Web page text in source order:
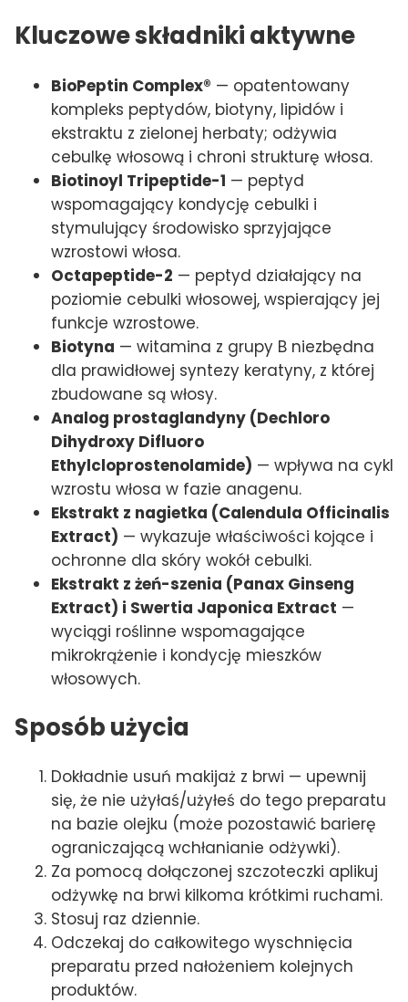
Kluczowe składniki aktywne
BioPeptin Complex® — opatentowany
kompleks peptydów, biotyny, lipidów i
ekstraktu z zielonej herbaty; odżywia
cebulkę włosową i chroni strukturę włosa.
Biotinoyl Tripeptide-1 — peptyd
wspomagający kondycję cebulki i
stymulujący środowisko sprzyjające
wzrostowi włosa.
Octapeptide-2 — peptyd działający na
poziomie cebulki włosowej, wspierający jej
funkcje wzrostowe.
Biotyna — witamina z grupy B niezbędna
dla prawidłowej syntezy keratyny, z której
zbudowane są włosy.
Analog prostaglandyny (Dechloro
Dihydroxy Difluoro
Ethylcloprostenolamide) — wpływa na cykl
wzrostu włosa w fazie anagenu.
Ekstrakt z nagietka (Calendula Officinalis
Extract) — wykazuje właściwości kojące i
ochronne dla skóry wokół cebulki.
Ekstrakt z żeń-szenia (Panax Ginseng
Extract) i Swertia Japonica Extract —
wyciągi roślinne wspomagające
mikrokrążenie i kondycję mieszków
włosowych.
Sposób użycia
Dokładnie usuń makijaż z brwi — upewnij
się, że nie użyłaś/użyłeś do tego preparatu
na bazie olejku (może pozostawić barierę
ograniczającą wchłanianie odżywki).
Za pomocą dołączonej szczoteczki aplikuj
odżywkę na brwi kilkoma krótkimi ruchami.
Stosuj raz dziennie.
Odczekaj do całkowitego wyschnięcia
preparatu przed nałożeniem kolejnych
produktów.